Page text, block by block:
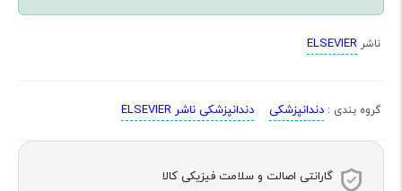
ناشر ELSEVIER
گروه بندی : دندانپزشکی دندانپزشکی ناشر ELSEVIER
گارانتی اصالت و سلامت فیزیکی کالا